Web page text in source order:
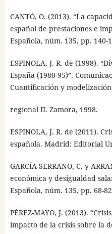
CANTÓ, O. (2013). “La
español de prestaciones e
Española, núm. 135, pp. 140-
ESPINOLA, J. R. de (1998).
España (1980-95)”.
Cuantificación y
regional II. Zamora, 1998.
ESPINOLA, J. R. de (2011).
española. Madrid: Editorial
GARCÍA-SERRANO, C. y
económica y desigualdad
Española, núm. 135, pp. 68-
PÉREZ-MAYO, J. (2013).
impacto de la crisis sobre la